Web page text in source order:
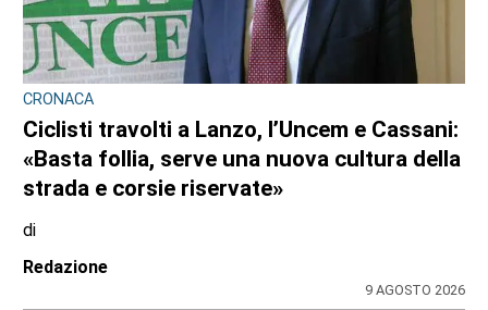
CONSIGLIO REGIONALE
Marcinelle, il presidente Nicco: “Onorare gli
italiani caduti sul lavoro in ogni parte del
mondo”
di
Redazione CRP